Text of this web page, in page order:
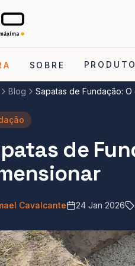
SOBRE
Blog Sapatas de Fundação:
de
Cavalcante 24 Jan 2026